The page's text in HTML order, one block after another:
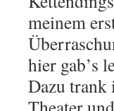
meinem
hier gab’s
Dazu trank